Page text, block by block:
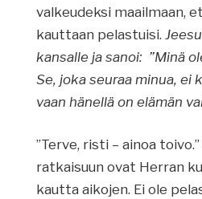
valkeudeksi maailmaan,
kauttaan pelastuisi.
kansalle ja sanoi: ”Minä
Se, joka seuraa minua, ei
vaan hänellä on elämän
”Terve, risti – ainoa
ratkaisuun ovat Herran
kautta aikojen. Ei ole